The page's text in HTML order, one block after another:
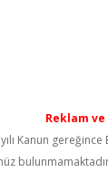
Reklam
Kanun